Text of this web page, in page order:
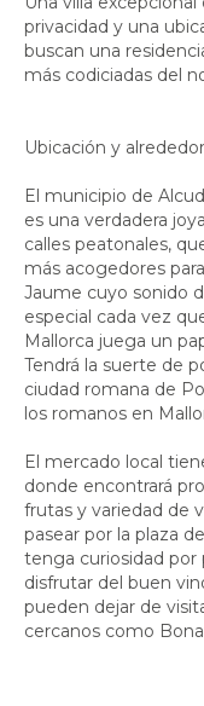
privacidad y una
buscan una
más codiciadas del
Ubicación y
El municipio de
es una verdadera
calles peatonales,
más acogedores
Jaume cuyo sonido
especial cada vez
Mallorca juega un
Tendrá la suerte de
ciudad romana de
los romanos en
El mercado local
donde encontrará
frutas y variedad de
pasear por la plaza
tenga curiosidad por
disfrutar del buen
pueden dejar de
cercanos como